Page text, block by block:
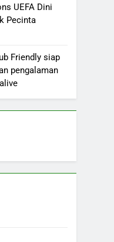
UEFA Dini
Pecinta
Friendly siap
pengalaman